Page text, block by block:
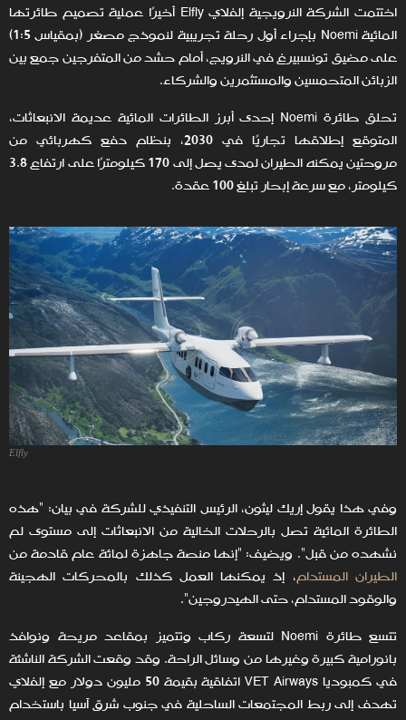
اختتمت الشركة النرويجية إلفلاي Elfly أخيرًا عملية تصميم طائرتها
المائية Noemi بإجراء أول رحلة تجريبية لنموذج مصغر (بمقياس 1:5)
على مضيق تونسبيرغ في النرويج، أمام حشد من المتفرجين جمع بين
الزبائن المتحمسين والمستثمرين والشركاء.
تحلق طائرة Noemi إحدى أبرز الطائرات المائية عديمة الانبعاثات،
المتوقع إطلاقها تجاريًا في 2030، بنظام دفع كهربائي من
مروحتين يمكنه الطيران لمدى يصل إلى 170 كيلومترًا على ارتفاع 3.8
كيلومتر، مع سرعة إبحار تبلغ 100 عقدة.
Elfly
وفي هذا يقول إريك ليثون، الرئيس التنفيذي للشركة في بيان: "هذه
الطائرة المائية تصل بالرحلات الخالية من الانبعاثات إلى مستوى لم
نشهده من قبل". ويضيف: "إنها منصة جاهزة لمائة عام قادمة من
الطيران المستدام، إذ يمكنها العمل كذلك بالمحركات الهجينة
والوقود المستدام، حتى الهيدروجين".
تتسع طائرة Noemi لتسعة ركاب وتتميز بمقاعد مريحة ونوافذ
بانورامية كبيرة وغيرها من وسائل الراحة. وقد وقعت الشركة الناشئة
في كمبوديا VET Airways اتفاقية بقيمة 50 مليون دولار مع إلفلاي
تهدف إلى ربط المجتمعات الساحلية في جنوب شرق آسيا باستخدام